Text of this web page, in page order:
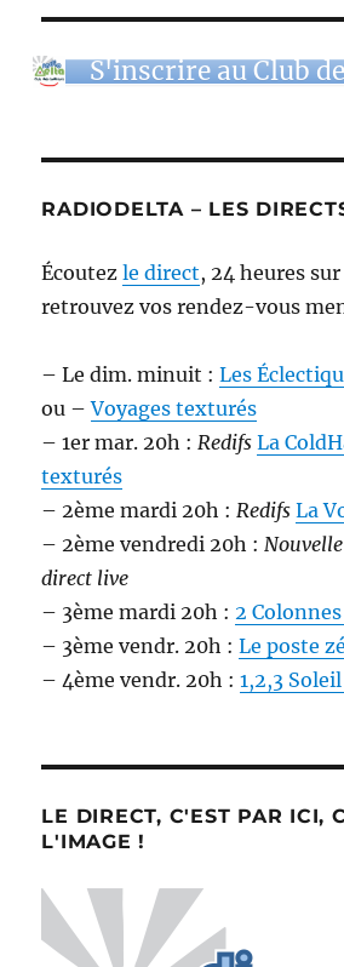
S'inscrire au Club
RADIODELTA – LES
Écoutezle direct, 24 heures
retrouvez vos rendez-vous
– Le dim. minuit :Les
ou –Voyages texturés
– 1er mar. 20h : Redifs La
texturés
– 2ème mardi 20h : Redifs La
– 2ème vendredi 20h :
direct live
– 3ème mardi 20h : 2 Colonnes
– 3ème vendr. 20h :Le poste
– 4ème vendr. 20h :1,2,3 Soleil
LE DIRECT, C'EST PAR ICI,
L'IMAGE !